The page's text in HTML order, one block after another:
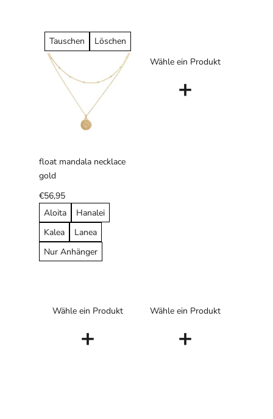
Tauschen Löschen
float mandala necklace
gold
€56,95
Aloita
Hanalei
Kalea
Lanea
Nur Anhänger
Wähle ein Produkt
+
Wähle ein Produkt
+
Wähle ein Produkt
+